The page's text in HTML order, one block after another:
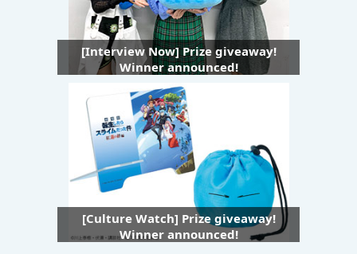
[Interview Now] Prize giveaway!
Winner announced!
[Culture Watch] Prize giveaway!
Winner announced!